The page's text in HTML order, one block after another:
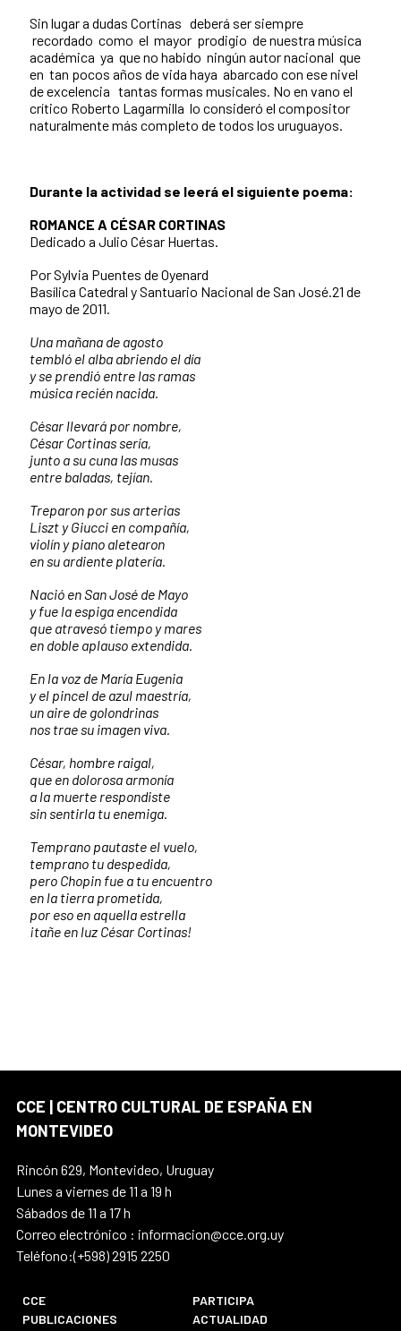
Sin lugar a dudas Cortinas deberá ser siempre
recordado como el mayor prodigio de nuestra música
académica ya que no habido ningún autor nacional que
en tan pocos años de vida haya abarcado con ese nivel
de excelencia tantas formas musicales. No en vano el
crítico Roberto Lagarmilla lo consideró el compositor
naturalmente más completo de todos los uruguayos.
Durante la actividad se leerá el siguiente poema:
ROMANCE A CÉSAR CORTINAS
Dedicado a Julio César Huertas.
Por Sylvia Puentes de Oyenard
Basílica Catedral y Santuario Nacional de San José.21 de
mayo de 2011.
Una mañana de agosto
tembló el alba abriendo el día
y se prendió entre las ramas
música recién nacida.
César llevará por nombre,
César Cortinas sería,
junto a su cuna las musas
entre baladas, tejían.
Treparon por sus arterias
Liszt y Giucci en compañía,
violín y piano aletearon
en su ardiente platería.
Nació en San José de Mayo
y fue la espiga encendida
que atravesó tiempo y mares
en doble aplauso extendida.
En la voz de María Eugenia
y el pincel de azul maestría,
un aire de golondrinas
nos trae su imagen viva.
César, hombre raigal,
que en dolorosa armonía
a la muerte respondiste
sin sentirla tu enemiga.
Temprano pautaste el vuelo,
temprano tu despedida,
pero Chopin fue a tu encuentro
en la tierra prometida,
por eso en aquella estrella
¡tañe en luz César Cortinas!
CCE | CENTRO CULTURAL DE ESPAÑA EN
MONTEVIDEO
Rincón 629, Montevideo, Uruguay
Lunes a viernes de 11 a 19 h
Sábados de 11 a 17 h
Correo electrónico : informacion@cce.org.uy
Teléfono:(+598) 2915 2250
CCE
PARTICIPA
PUBLICACIONES
ACTUALIDAD